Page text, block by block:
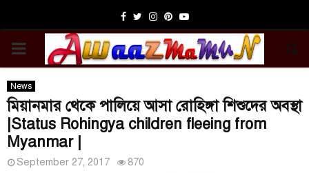
Facebook
TwitterInstagram
Pinterest
Youtube
PRIMARY
MENU
News
মিয়ানমার থেকে পালিয়ে আসা রোহিঙ্গা শিশুদের অবস্থা
|Status Rohingya children fleeing from
Myanmar |
September 27, 2017 870